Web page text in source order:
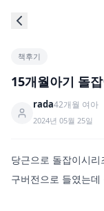
책후기
15개월아기 돌
rada42개월 여아
2024년 05월 25일
당근으로 돌잡이시
구버전으로 들였는